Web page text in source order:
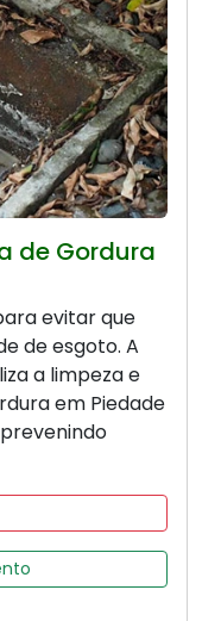
de Gordura
evitar que
de esgoto. A
a limpeza e
em Piedade